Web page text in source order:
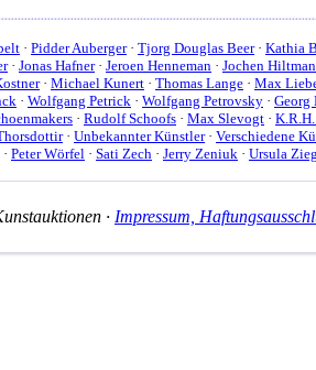
· Pidder Auberger· Tjorg Douglas Beer· Kathia
· Jonas Hafner· Jeroen Henneman · Jochen
· Michael Kunert · Thomas Lange · Max
· Wolfgang Petrick · Wolfgang Petrovsky · Georg
· Rudolf Schoofs · Max Slevogt ·
· Unbekannter Künstler· Verschiedene
· Peter Wörfel · Sati Zech · Jerry Zeniuk · Ursula
· Impressum,